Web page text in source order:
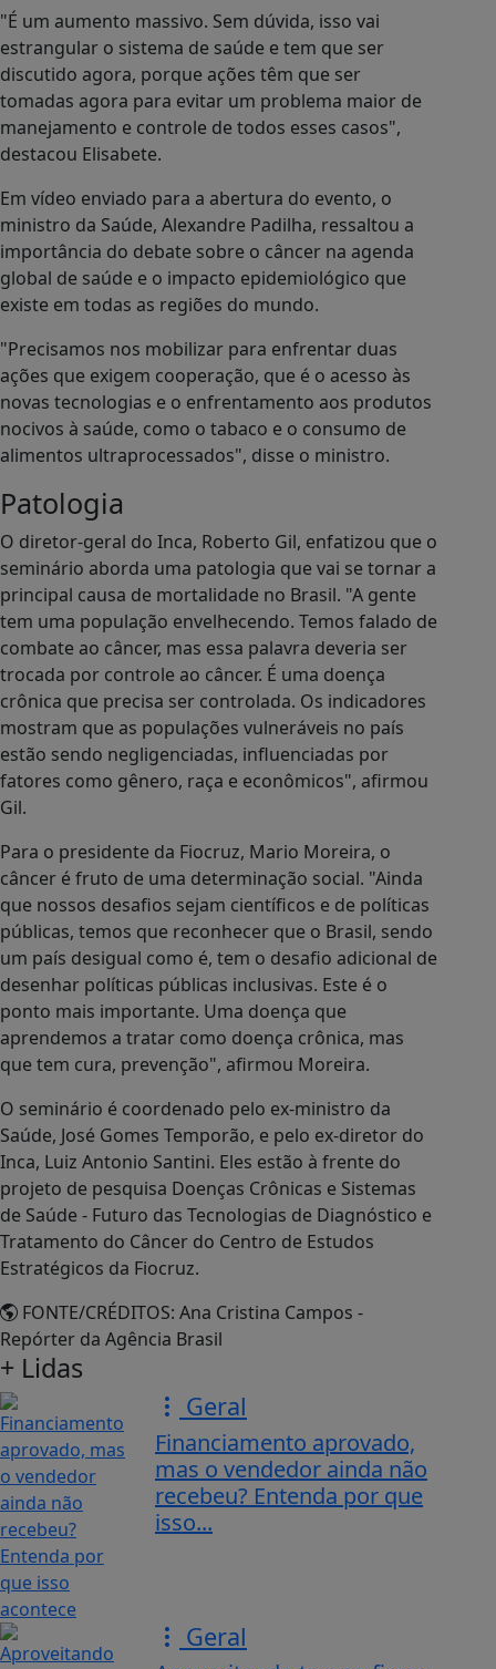
"É um aumento massivo. Sem dúvida, isso vai
estrangular o sistema de saúde e tem que ser
discutido agora, porque ações têm que ser
tomadas agora para evitar um problema maior de
manejamento e controle de todos esses casos",
destacou Elisabete.
Em vídeo enviado para a abertura do evento, o
ministro da Saúde, Alexandre Padilha, ressaltou a
importância do debate sobre o câncer na agenda
global de saúde e o impacto epidemiológico que
existe em todas as regiões do mundo.
"Precisamos nos mobilizar para enfrentar duas
ações que exigem cooperação, que é o acesso às
novas tecnologias e o enfrentamento aos produtos
nocivos à saúde, como o tabaco e o consumo de
alimentos ultraprocessados", disse o ministro.
Patologia
O diretor-geral do Inca, Roberto Gil, enfatizou que o
seminário aborda uma patologia que vai se tornar a
principal causa de mortalidade no Brasil. "A gente
tem uma população envelhecendo. Temos falado de
combate ao câncer, mas essa palavra deveria ser
trocada por controle ao câncer. É uma doença
crônica que precisa ser controlada. Os indicadores
mostram que as populações vulneráveis no país
estão sendo negligenciadas, influenciadas por
fatores como gênero, raça e econômicos", afirmou
Gil.
Para o presidente da Fiocruz, Mario Moreira, o
câncer é fruto de uma determinação social. "Ainda
que nossos desafios sejam científicos e de políticas
públicas, temos que reconhecer que o Brasil, sendo
um país desigual como é, tem o desafio adicional de
desenhar políticas públicas inclusivas. Este é o
ponto mais importante. Uma doença que
aprendemos a tratar como doença crônica, mas
que tem cura, prevenção", afirmou Moreira.
O seminário é coordenado pelo ex-ministro da
Saúde, José Gomes Temporão, e pelo ex-diretor do
Inca, Luiz Antonio Santini. Eles estão à frente do
projeto de pesquisa Doenças Crônicas e Sistemas
de Saúde - Futuro das Tecnologias de Diagnóstico e
Tratamento do Câncer do Centro de Estudos
Estratégicos da Fiocruz.
FONTE/CRÉDITOS: Ana Cristina Campos -
Repórter da Agência Brasil
+ Lidas
Geral
Financiamento aprovado,
mas o vendedor ainda não
recebeu? Entenda por que
isso...
Geral